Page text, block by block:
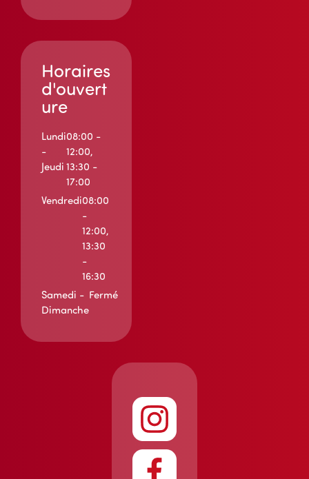
Horaires
d'ouvert
ure
Lundi
-
Jeudi
08:00 -
12:00,
13:30 -
17:00
Vendredi08:00
-
12:00,
13:30
-
16:30
Samedi -
Dimanche
Fermé